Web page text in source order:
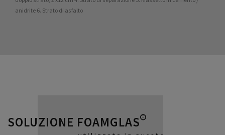
anidrite 6. Strato di asfalto
SOLUZIONE FOAMGLAS®